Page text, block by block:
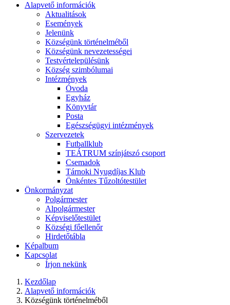
Alapvető információk
Aktualitások
Események
Jelenünk
Községünk történelméből
Községünk nevezetességei
Testvértelepülésünk
Község szimbólumai
Intézmények
Óvoda
Egyház
Könyvtár
Posta
Egészségügyi intézmények
Szervezetek
Futballklub
TEÁTRUM színjátszó csoport
Csemadok
Tárnoki Nyugdíjas Klub
Önkéntes Tűzoltótestület
Önkormányzat
Polgármester
Alpolgármester
Képviselőtestület
Községi főellenőr
Hirdetőtábla
Képalbum
Kapcsolat
Írjon nekünk
Kezdőlap
Alapvető információk
Községünk történelméből